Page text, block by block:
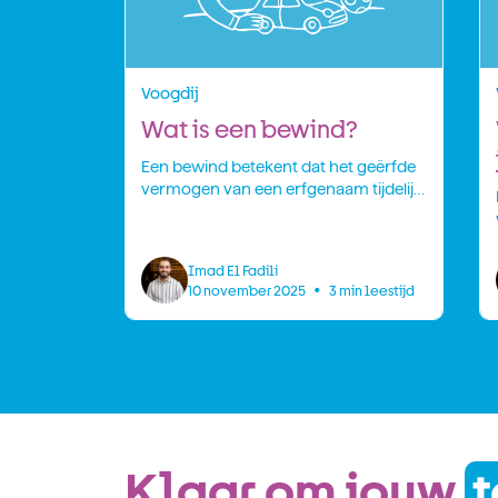
Voogdij
Wat is een bewind?
Een bewind betekent dat het geërfde
vermogen van een erfgenaam tijdelijk
bedoeld voor situaties waarin een
erfgenaam nog te jong is of (tijdelijk)
niet goed kan omgaan met geld.
Imad El Fadili
10 november 2025 • 3 min leestijd